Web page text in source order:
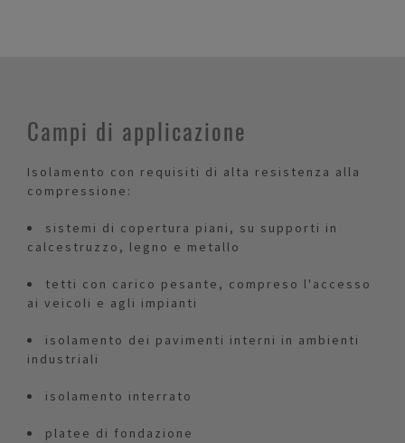
Campi di applicazione
Isolamento con requisiti di alta resistenza alla
compressione:
sistemi di copertura piani, su supporti in
calcestruzzo, legno e metallo
tetti con carico pesante, compreso l'accesso
ai veicoli e agli impianti
isolamento dei pavimenti interni in ambienti
industriali
isolamento interrato
platee di fondazione